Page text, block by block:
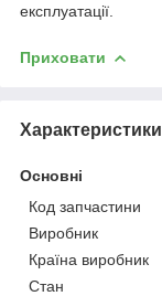
експлуатації.
Приховати
Характеристики
Основні
Код запчастини
Виробник
Країна виробник
Стан